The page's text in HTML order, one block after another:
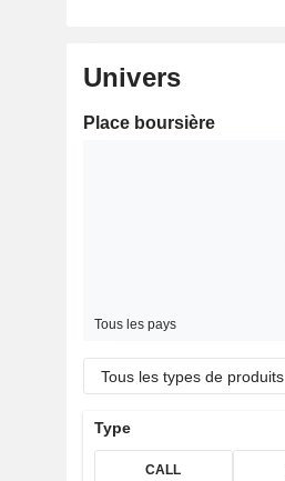
Univers
Place boursière
Tous les pays
Tous les types de produits
Type
CALL